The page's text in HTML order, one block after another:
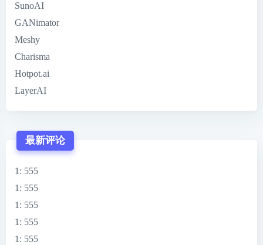
SunoAI
GANimator
Meshy
Charisma
Hotpot.ai
LayerAI
最新评论
1 : 555
1 : 555
1 : 555
1 : 555
1 : 555